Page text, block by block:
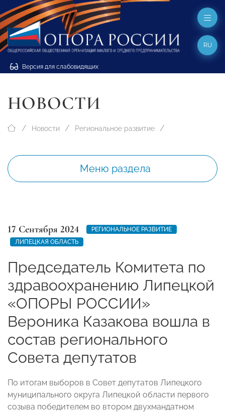
Версия для слабовидящих
RU
НОВОСТИ
Новости Региональное развитие
Меню раздела
17 Сентября 2024
РЕГИОНАЛЬНОЕ РАЗВИТИЕ
ЛИПЕЦКАЯ ОБЛАСТЬ
Председатель Комитета по
здравоохранению Липецкой
«ОПОРЫ РОССИИ»
Вероника Казакова вошла в
состав регионального
Совета депутатов
По итогам выборов в Совет депутатов Липецкого
муниципального округа Липецкой области первого
созыва победителем во втором двухмандатном